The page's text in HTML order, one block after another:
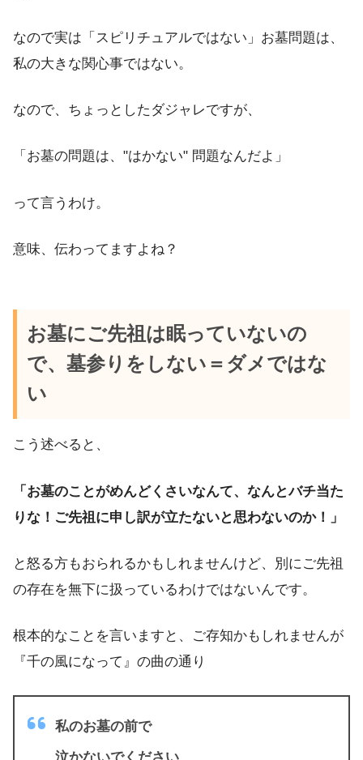
なので実は「スピリチュアルではない」お墓問題は、
私の大きな関心事ではない。
なので、ちょっとしたダジャレですが、
「お墓の問題は、"はかない" 問題なんだよ」
って言うわけ。
意味、伝わってますよね？
お墓にご先祖は眠っていないの
で、墓参りをしない＝ダメではな
い
こう述べると、
「お墓のことがめんどくさいなんて、なんとバチ当た
りな！ご先祖に申し訳が立たないと思わないのか！」
と怒る方もおられるかもしれませんけど、別にご先祖
の存在を無下に扱っているわけではないんです。
根本的なことを言いますと、ご存知かもしれませんが
『千の風になって』の曲の通り
私のお墓の前で